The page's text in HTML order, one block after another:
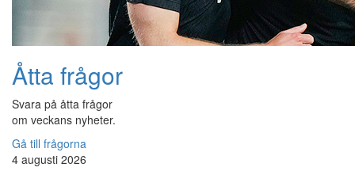
Åtta frågor
Svara på åtta frågor
om veckans nyheter.
Gå till frågorna
4 augusti 2026